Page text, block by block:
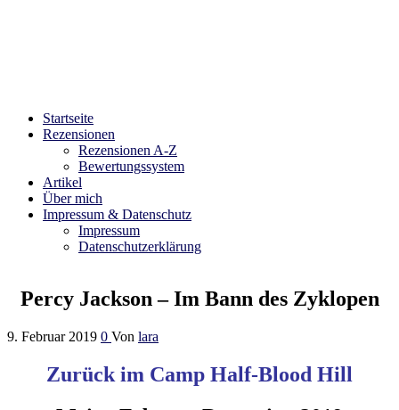
Startseite
Rezensionen
Rezensionen A-Z
Bewertungssystem
Artikel
Über mich
Impressum & Datenschutz
Impressum
Datenschutzerklärung
Percy Jackson – Im Bann des Zyklopen
9. Februar 2019 0 Von lara
Zurück im Camp Half-Blood Hill